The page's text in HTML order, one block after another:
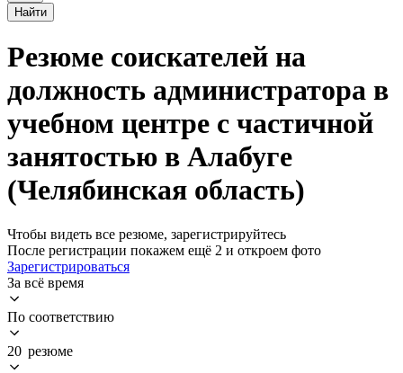
Найти
Резюме соискателей на
должность администратора в
учебном центре с частичной
занятостью в Алабуге
(Челябинская область)
Чтобы видеть все резюме, зарегистрируйтесь
После регистрации покажем ещё 2 и откроем фото
Зарегистрироваться
За всё время
По соответствию
20 резюме